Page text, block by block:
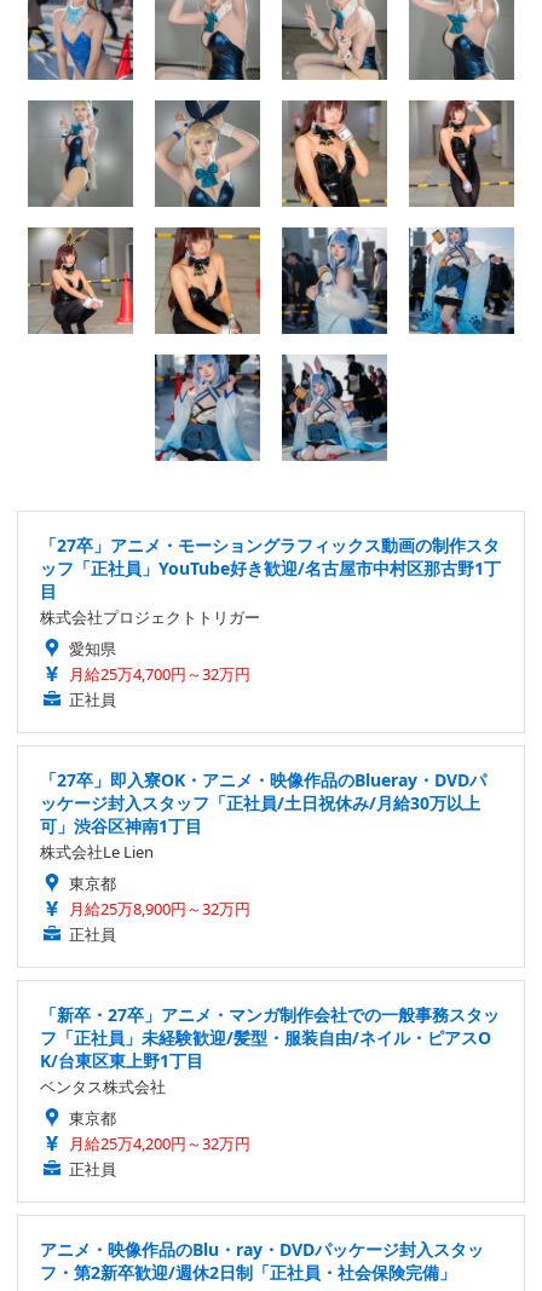
「27卒」アニメ・モーショングラフィックス動画の制作スタ
ッフ「正社員」YouTube好き歓迎/名古屋市中村区那古野1丁
目
株式会社プロジェクトトリガー
愛知県
月給25万4,700円～32万円
正社員
「27卒」即入寮OK・アニメ・映像作品のBlueray・DVDパ
ッケージ封入スタッフ「正社員/土日祝休み/月給30万以上
可」渋谷区神南1丁目
株式会社Le Lien
東京都
月給25万8,900円～32万円
正社員
「新卒・27卒」アニメ・マンガ制作会社での一般事務スタッ
フ「正社員」未経験歓迎/髪型・服装自由/ネイル・ピアスO
K/台東区東上野1丁目
ベンタス株式会社
東京都
月給25万4,200円～32万円
正社員
アニメ・映像作品のBlu・ray・DVDパッケージ封入スタッ
フ・第2新卒歓迎/週休2日制「正社員・社会保険完備」